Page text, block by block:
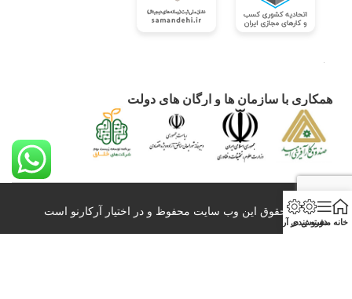
همکاری با سازمان ها و ارگان های دولت
کلیه حقوق این وب سایت محفوظ و در اختیار آرکارنو است
خانه منو
دسته بندی
فروش در آرکارنو